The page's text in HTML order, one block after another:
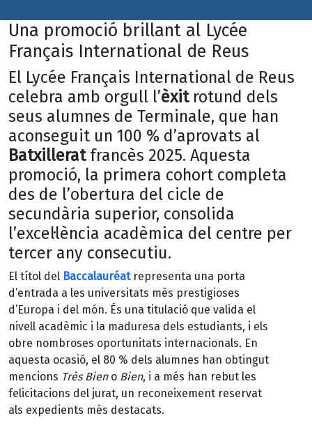
Una promoció brillant al Lycée
Français International de Reus
El Lycée Français International de Reus
celebra amb orgull l’èxitrotund dels
seus alumnes de Terminale, que han
aconseguit un 100 % d’aprovats al
Batxilleratfrancès 2025. Aquesta
promoció, la primera cohort completa
des de l’obertura del cicle de
secundària superior, consolida
l’excel·lència acadèmica del centre per
tercer any consecutiu.
El títol del Baccalauréat representa una porta
d’entrada a les universitats més prestigioses
d’Europa i del món. És una titulació que valida el
nivell acadèmic i la maduresa dels estudiants, i els
obre nombroses oportunitats internacionals. En
aquesta ocasió, el 80 % dels alumnes han obtingut
mencions Très Bieno Bien, i a més han rebut les
felicitacions del jurat, un reconeixement reservat
als expedients més destacats.